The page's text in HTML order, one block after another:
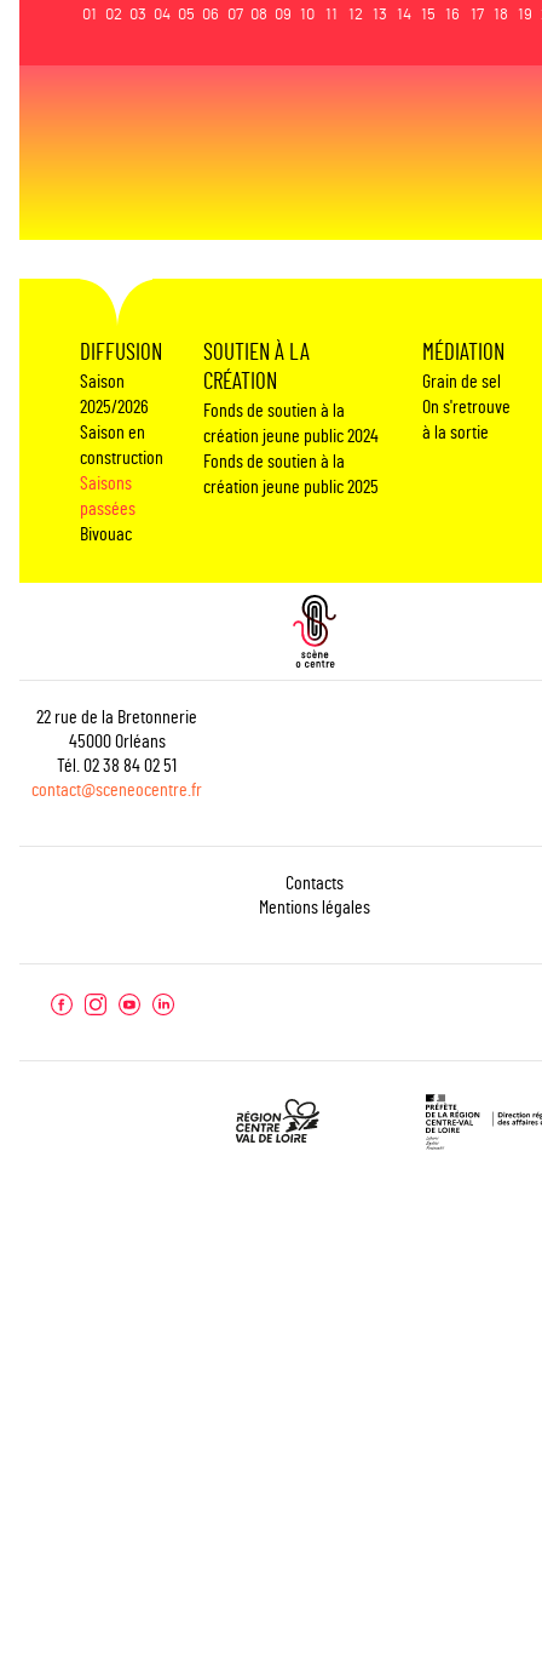
01 02 03 04 05 06 07 08 09 10 11 12 13 14 15 16 17 18 19
DIFFUSION
Saison
2025/2026
Saison en
construction
Saisons
passées
Bivouac
SOUTIEN À LA
CRÉATION
Fonds de soutien à la
création jeune public 2024
Fonds de soutien à la
création jeune public 2025
MÉDIATION
Grain de sel
On s'retrouve
à la sortie
22 rue de la Bretonnerie
45000 Orléans
Tél. 02 38 84 02 51
contact@sceneocentre.fr
Contacts
Mentions légales